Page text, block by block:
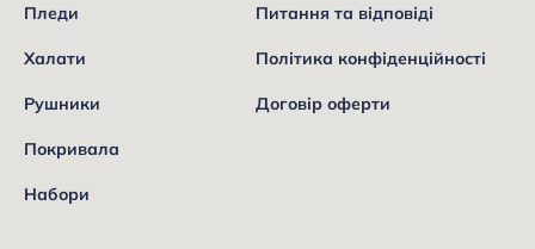
Пледи
Халати
Рушники
Покривала
Набори
Питання та відповіді
Політика конфіденційності
Договір оферти